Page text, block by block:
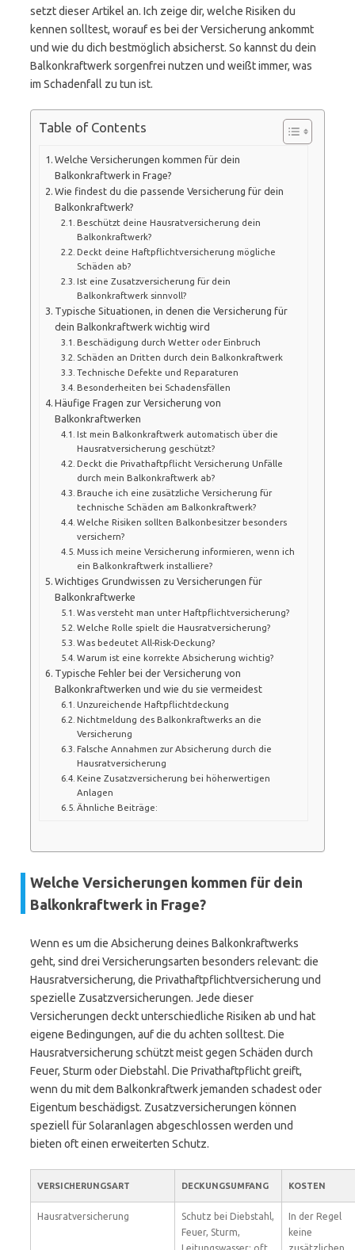
setzt dieser Artikel an. Ich zeige dir, welche Risiken du
kennen solltest, worauf es bei der Versicherung ankommt
und wie du dich bestmöglich absicherst. So kannst du dein
Balkonkraftwerk sorgenfrei nutzen und weißt immer, was
im Schadenfall zu tun ist.
Table of Contents
Welche Versicherungen kommen für dein
Balkonkraftwerk in Frage?
Wie findest du die passende Versicherung für dein
Balkonkraftwerk?
Beschützt deine Hausratversicherung dein
Balkonkraftwerk?
Deckt deine Haftpflichtversicherung mögliche
Schäden ab?
Ist eine Zusatzversicherung für dein
Balkonkraftwerk sinnvoll?
Typische Situationen, in denen die Versicherung für
dein Balkonkraftwerk wichtig wird
Beschädigung durch Wetter oder Einbruch
Schäden an Dritten durch dein Balkonkraftwerk
Technische Defekte und Reparaturen
Besonderheiten bei Schadensfällen
Häufige Fragen zur Versicherung von
Balkonkraftwerken
Ist mein Balkonkraftwerk automatisch über die
Hausratversicherung geschützt?
Deckt die Privathaftpflicht Versicherung Unfälle
durch mein Balkonkraftwerk ab?
Brauche ich eine zusätzliche Versicherung für
technische Schäden am Balkonkraftwerk?
Welche Risiken sollten Balkonbesitzer besonders
versichern?
Muss ich meine Versicherung informieren, wenn ich
ein Balkonkraftwerk installiere?
Wichtiges Grundwissen zu Versicherungen für
Balkonkraftwerke
Was versteht man unter Haftpflichtversicherung?
Welche Rolle spielt die Hausratversicherung?
Was bedeutet All-Risk-Deckung?
Warum ist eine korrekte Absicherung wichtig?
Typische Fehler bei der Versicherung von
Balkonkraftwerken und wie du sie vermeidest
Unzureichende Haftpflichtdeckung
Nichtmeldung des Balkonkraftwerks an die
Versicherung
Falsche Annahmen zur Absicherung durch die
Hausratversicherung
Keine Zusatzversicherung bei höherwertigen
Anlagen
Ähnliche Beiträge:
Welche Versicherungen kommen für dein
Balkonkraftwerk in Frage?
Wenn es um die Absicherung deines Balkonkraftwerks
geht, sind drei Versicherungsarten besonders relevant: die
Hausratversicherung, die Privathaftpflichtversicherung und
spezielle Zusatzversicherungen. Jede dieser
Versicherungen deckt unterschiedliche Risiken ab und hat
eigene Bedingungen, auf die du achten solltest. Die
Hausratversicherung schützt meist gegen Schäden durch
Feuer, Sturm oder Diebstahl. Die Privathaftpflicht greift,
wenn du mit dem Balkonkraftwerk jemanden schadest oder
Eigentum beschädigst. Zusatzversicherungen können
speziell für Solaranlagen abgeschlossen werden und
bieten oft einen erweiterten Schutz.
VERSICHERUNGSART DECKUNGSUMFANG KOSTEN
Hausratversicherung
Schutz bei Diebstahl,
Feuer, Sturm,
In der Regel
keine